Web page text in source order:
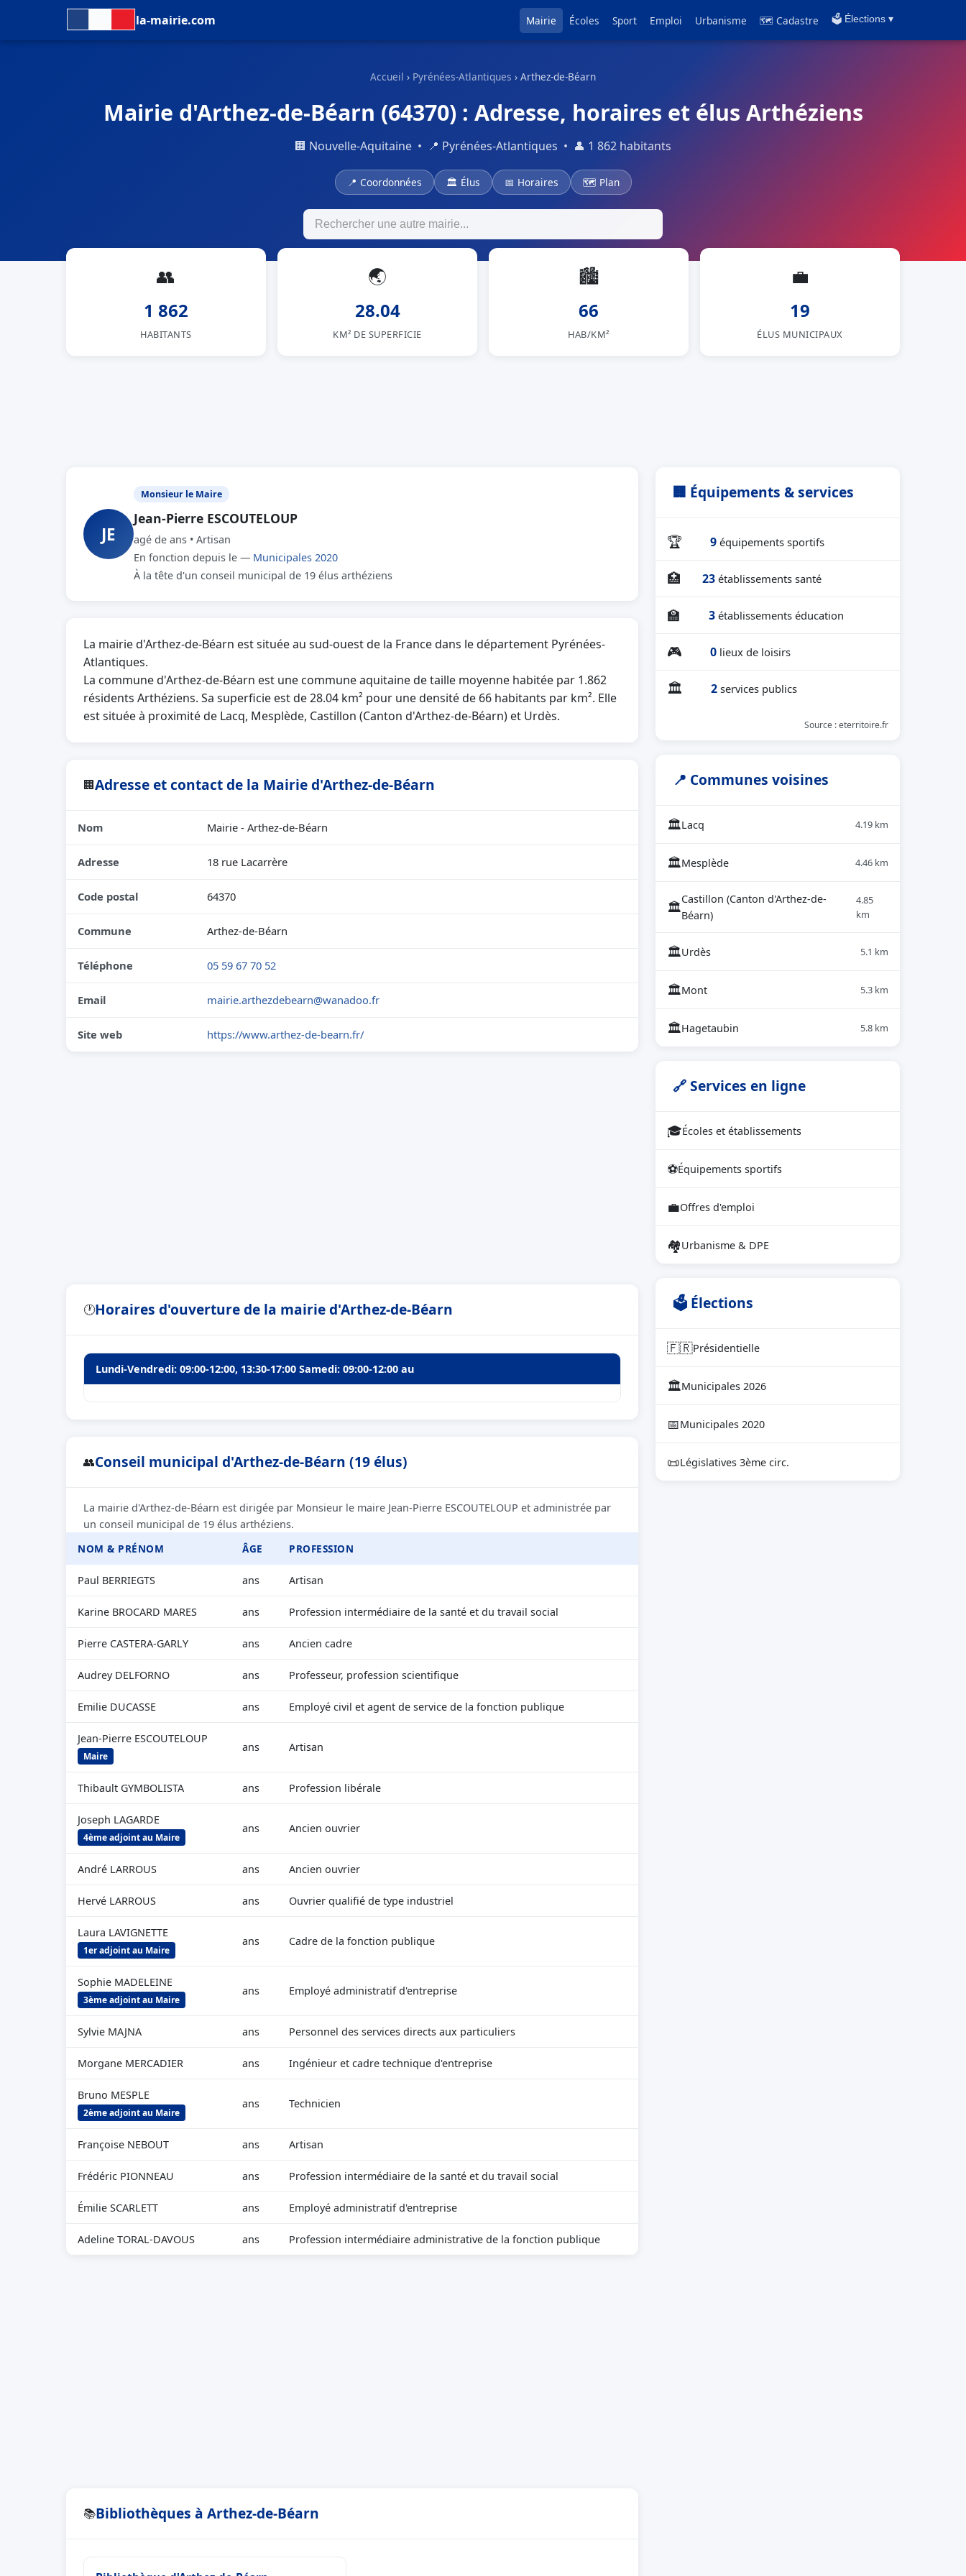
la-mairie.com Mairie Écoles Sport Emploi Urbanisme 🗺 Cadastre 🗳️ Élections ▾
Accueil › Pyrénées-Atlantiques › Arthez-de-Béarn
Mairie d'Arthez-de-Béarn (64370) : Adresse, horaires et élus Arthéziens
🏢 Nouvelle-Aquitaine • 📍 Pyrénées-Atlantiques • 👤 1 862 habitants
📍 Coordonnées 🏛 Élus 📅 Horaires 🗺 Plan
👥
1 862
HABITANTS
🌏
28.04
KM² DE SUPERFICIE
🏙
66
HAB/KM²
💼
19
ÉLUS MUNICIPAUX
JE
Monsieur le Maire
Jean-Pierre ESCOUTELOUP
agé de ans • Artisan
En fonction depuis le — Municipales 2020
À la tête d'un conseil municipal de 19 élus arthéziens
La mairie d'Arthez-de-Béarn est située au sud-ouest de la France dans le département Pyrénées-
Atlantiques.
La commune d'Arthez-de-Béarn est une commune aquitaine de taille moyenne habitée par 1.862
résidents Arthéziens. Sa superficie est de 28.04 km² pour une densité de 66 habitants par km². Elle
est située à proximité de Lacq, Mesplède, Castillon (Canton d'Arthez-de-Béarn) et Urdès.
🏢Adresse et contact de la Mairie d'Arthez-de-Béarn
Nom Mairie - Arthez-de-Béarn
Adresse 18 rue Lacarrère
Code postal 64370
Commune Arthez-de-Béarn
Téléphone 05 59 67 70 52
Email mairie.arthezdebearn@wanadoo.fr
Site web https://www.arthez-de-bearn.fr/
🕐Horaires d'ouverture de la mairie d'Arthez-de-Béarn
Lundi-Vendredi: 09:00-12:00, 13:30-17:00 Samedi: 09:00-12:00 au
👥Conseil municipal d'Arthez-de-Béarn (19 élus)
La mairie d'Arthez-de-Béarn est dirigée par Monsieur le maire Jean-Pierre ESCOUTELOUP et administrée par
un conseil municipal de 19 élus arthéziens.
NOM & PRÉNOM
ÂGE PROFESSION
Paul BERRIEGTS ans Artisan
Karine BROCARD MARES ans Profession intermédiaire de la santé et du travail social
Pierre CASTERA-GARLY ans Ancien cadre
Audrey DELFORNO ans Professeur, profession scientifique
Emilie DUCASSE ans Employé civil et agent de service de la fonction publique
Jean-Pierre ESCOUTELOUP
Maire
ans Artisan
Thibault GYMBOLISTA ans Profession libérale
Joseph LAGARDE
4ème adjoint au Maire
ans Ancien ouvrier
André LARROUS ans Ancien ouvrier
Hervé LARROUS ans Ouvrier qualifié de type industriel
Laura LAVIGNETTE
1er adjoint au Maire
ans Cadre de la fonction publique
Sophie MADELEINE
3ème adjoint au Maire
ans Employé administratif d'entreprise
Sylvie MAJNA ans Personnel des services directs aux particuliers
Morgane MERCADIER ans Ingénieur et cadre technique d'entreprise
Bruno MESPLE
2ème adjoint au Maire
ans Technicien
Françoise NEBOUT ans Artisan
Frédéric PIONNEAU ans Profession intermédiaire de la santé et du travail social
Émilie SCARLETT ans Employé administratif d'entreprise
Adeline TORAL-DAVOUS ans Profession intermédiaire administrative de la fonction publique
📚Bibliothèques à Arthez-de-Béarn
🏢 Équipements & services
🏆 9 équipements sportifs
🏥 23 établissements santé
🏫 3 établissements éducation
🎮 0 lieux de loisirs
🏛 2 services publics
Source : eterritoire.fr
📍 Communes voisines
🏛Lacq 4.19 km
🏛Mesplède 4.46 km
🏛Castillon (Canton d'Arthez-de-
Béarn)
4.85
km
🏛Urdès 5.1 km
🏛Mont 5.3 km
🏛Hagetaubin 5.8 km
🔗 Services en ligne
🎓Écoles et établissements
⚽Équipements sportifs
💼Offres d'emploi
🏘Urbanisme & DPE
🗳 Élections
🇫🇷Présidentielle
🏛Municipales 2026
📅Municipales 2020
📜Législatives 3ème circ.